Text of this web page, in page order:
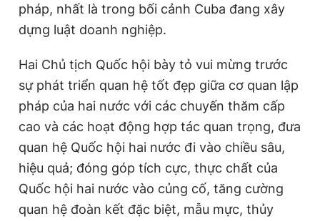
pháp, nhất là trong bối cảnh Cuba đang xây
dựng luật doanh nghiệp.
Hai Chủ tịch Quốc hội bày tỏ vui mừng trước
sự phát triển quan hệ tốt đẹp giữa cơ quan lập
pháp của hai nước với các chuyến thăm cấp
cao và các hoạt động hợp tác quan trọng, đưa
quan hệ Quốc hội hai nước đi vào chiều sâu,
hiệu quả; đóng góp tích cực, thực chất của
Quốc hội hai nước vào củng cố, tăng cường
quan hệ đoàn kết đặc biệt, mẫu mực, thủy